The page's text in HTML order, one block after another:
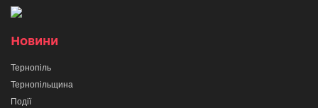
Новини
Тернопіль
Тернопільщина
Події